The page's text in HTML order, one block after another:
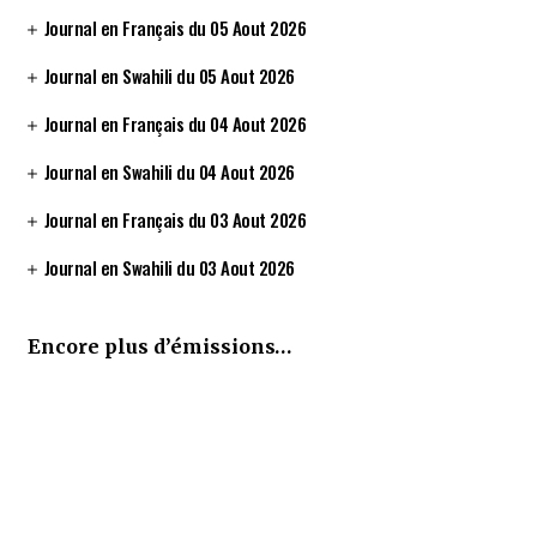
Journal en Français du 05 Aout 2026
Journal en Swahili du 05 Aout 2026
Journal en Français du 04 Aout 2026
Journal en Swahili du 04 Aout 2026
Journal en Français du 03 Aout 2026
Journal en Swahili du 03 Aout 2026
Encore plus d’émissions…